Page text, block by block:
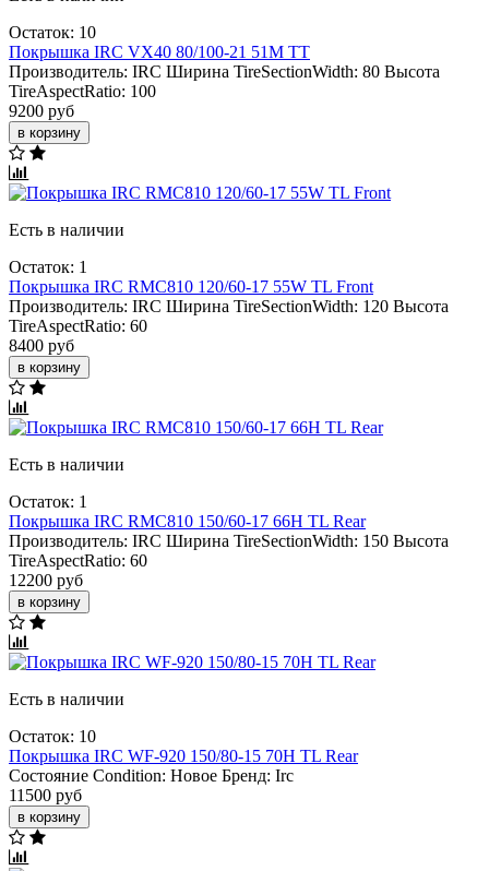
Остаток: 10
Покрышка IRC VX40 80/100-21 51M TT
Производитель: IRC Ширина TireSectionWidth: 80 Высота
TireAspectRatio: 100
9200 руб
в корзину
Есть в наличии
Остаток: 1
Покрышка IRC RMC810 120/60-17 55W TL Front
Производитель: IRC Ширина TireSectionWidth: 120 Высота
TireAspectRatio: 60
8400 руб
в корзину
Есть в наличии
Остаток: 1
Покрышка IRC RMC810 150/60-17 66H TL Rear
Производитель: IRC Ширина TireSectionWidth: 150 Высота
TireAspectRatio: 60
12200 руб
в корзину
Есть в наличии
Остаток: 10
Покрышка IRC WF-920 150/80-15 70H TL Rear
Состояние Condition: Новое Бренд: Irc
11500 руб
в корзину